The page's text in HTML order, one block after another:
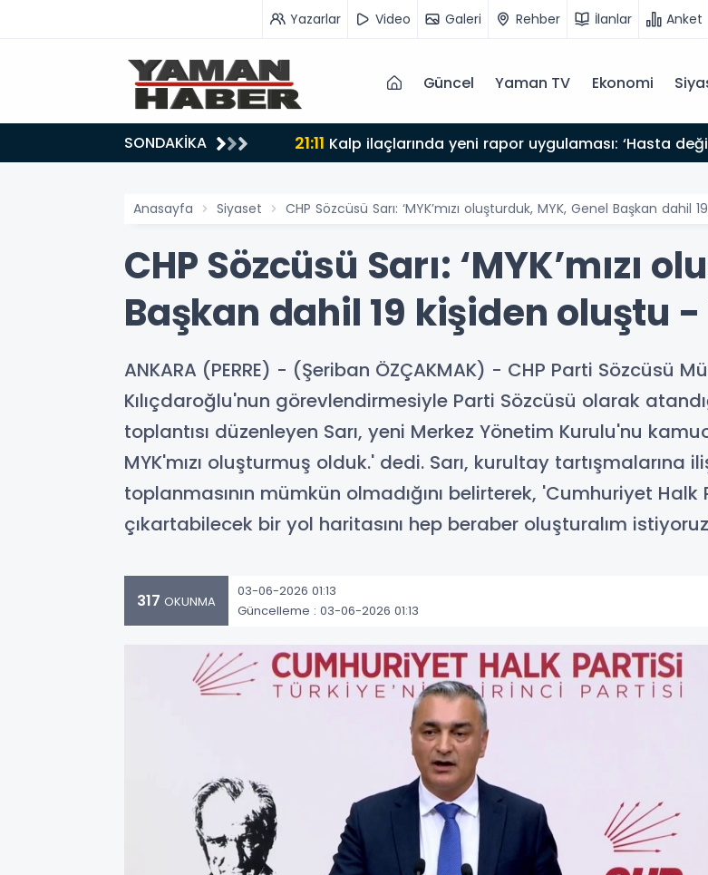
Yazarlar Video Galeri Rehber İlanlar Anket
Güncel Yaman TV Ekonomi
SONDAKİKA
liralık destek 21:11 Kalp ilaçlarında yeni rapor uygulaması: ‘Hasta
Anasayfa Siyaset CHP Sözcüsü Sarı: ‘MYK’mızı oluşturduk, MYK, Genel Başkan
CHP Sözcüsü Sarı: ‘MYK’mızı
Başkan dahil 19 kişiden oluştu
ANKARA (PERRE) - (Şeriban ÖZÇAKMAK) - CHP Parti Sözcüsü
Kılıçdaroğlu'nun görevlendirmesiyle Parti Sözcüsü olarak
toplantısı düzenleyen Sarı, yeni Merkez Yönetim Kurulu'nu
MYK'mızı oluşturmuş olduk.' dedi. Sarı, kurultay
toplanmasının mümkün olmadığını belirterek, 'Cumhuriyet
çıkartabilecek bir yol haritasını hep beraber oluşturalım
317 OKUNMA
03-06-2026 01:13
Güncelleme : 03-06-2026 01:13